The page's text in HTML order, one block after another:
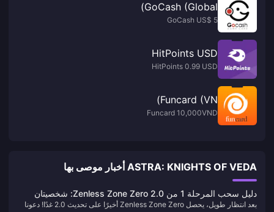
GoCash (Global)
GoCash US$ 5
HitPoints USD
HitPoints 0.99 USD
Funcard (VN)
Funcard 10,000VND
ASTRA: KNIGHTS OF VEDA أخبار موصى بها
دليل سحب المرحلة 1 من Zenless Zone Zero 2.0: شخصيتان
يجب سحبهما ولا يجب أن تفوتهما
بعد انتظار طويل، يحصل Zenless Zone Zero أخيرًا على تحديث 2.0 غدًا! دعونا